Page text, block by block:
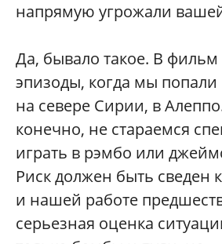
напрямую угрожали
Да, бывало такое. В
эпизоды, когда мы
на севере Сирии, в
конечно, не стараемся
играть в рэмбо или
Риск должен быть сведен
и нашей работе
серьезная оценка